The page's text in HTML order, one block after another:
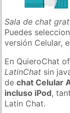
Sala de chat
Puedes
versión Celular,
En QuieroChat
LatinChat sin
dechat Celular
incluso iPod,
Latin Chat.